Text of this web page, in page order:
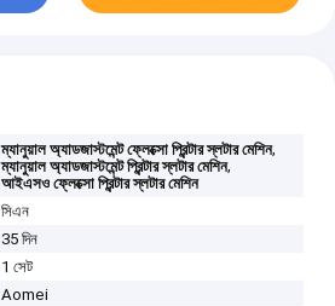
ম্যানুয়াল অ্যাডজাস্টমেন্ট ফ্লেক্সো প্রিন্টার স্লটার মেশিন,
ম্যানুয়াল অ্যাডজাস্টমেন্ট প্রিন্টার স্লটার মেশিন,
আইএসও ফ্লেক্সো প্রিন্টার স্লটার মেশিন
সিএন
35 দিন
1 সেট
Aomei